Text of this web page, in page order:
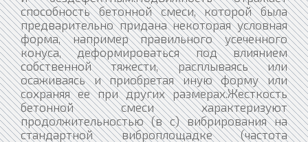
способность бетонной смеси, которой была
предварительно придана некоторая условная
форма, например правильного усеченного
конуса, деформироваться под влиянием
собственной тяжести, расплываясь или
осаживаясь и приобретая иную форму или
сохраняя ее при других размерах.Жесткость
бетонной смеси характеризуют
продолжительностью (в с) вибрирования на
стандартной виброплощадке (частота